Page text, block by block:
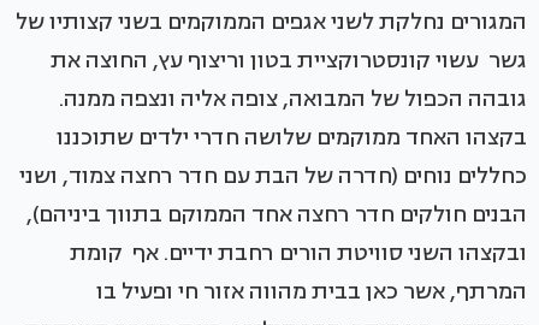
המגורים נחלקת לשני אגפים הממוקמים בשני קצותיו של
גשר עשוי קונסטרוקציית בטון וריצוף עץ, החוצה את
גובהה הכפול של המבואה, צופה אליה ונצפה ממנה.
בקצהו האחד ממוקמים שלושה חדרי ילדים שתוכננו
כחללים נוחים (חדרה של הבת עם חדר רחצה צמוד, ושני
הבנים חולקים חדר רחצה אחד הממוקם בתווך ביניהם),
ובקצהו השני סוויטת הורים רחבת ידיים. אף קומת
המרתף, אשר כאן בבית מהווה אזור חי ופעיל בו